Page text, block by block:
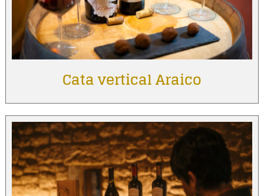
Cata vertical Araico